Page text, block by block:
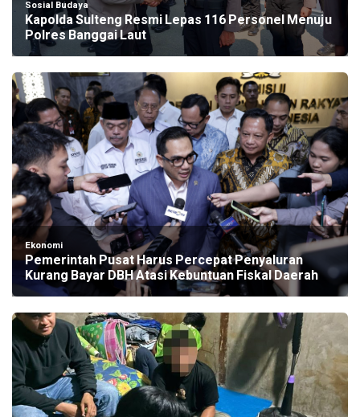
Sosial Budaya
Kapolda Sulteng Resmi Lepas 116 Personel Menuju
Polres Banggai Laut
Ekonomi
Pemerintah Pusat Harus Percepat Penyaluran
Kurang Bayar DBH Atasi Kebuntuan Fiskal Daerah